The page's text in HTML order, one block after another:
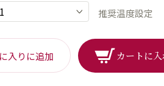
推奨温度設定
入りに追加 カートに入